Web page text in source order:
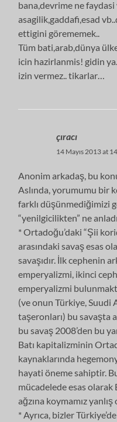
bana,devrime ne
asagilik,gaddafi,esad
ettigini görememek..
Tüm bati,arab,dünya
icin hazirlanmis! gidin
izin vermez.. tikarlar…
çıracı
14 Mayıs 2013 at
Anonim arkadaş, bu
Aslında, yorumumu bir
farklı düşünmediğimizi
“yenilgicilikten” ne
* Ortadoğu’daki “Şii
arasındaki savaş esas
savaşıdır. İlk cephenin
emperyalizmi, ikinci
emperyalizmi
(ve onun Türkiye, Suudi
taşeronları) bu savaşta
bu savaş 2008’den bu
Batı kapitalizminin
kaynaklarında
hayati öneme sahiptir.
mücadelede esas
ağzına koymamız yanlış
* Ayrıca, bizler